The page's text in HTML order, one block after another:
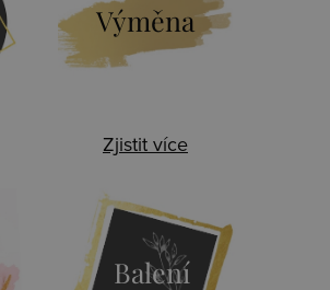
Výměna
Zjistit více
Balení